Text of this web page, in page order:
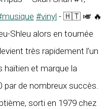
#vinyl - 🇭🇹 🎺 🔥
Shleu alors en tournée
très rapidement l’un
haïtien et marque la
par de nombreux succès.
sorti en 1979 chez